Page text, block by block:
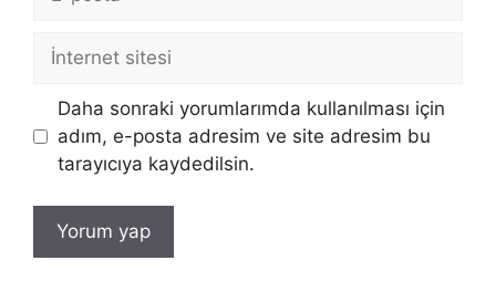
posta
İnternet
sitesi
Daha sonraki yorumlarımda kullanılması için
adım, e-posta adresim ve site adresim bu
tarayıcıya kaydedilsin.